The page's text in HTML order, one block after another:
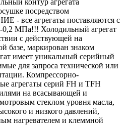
контур агрегата
посредством
- все агрегаты поставляются с
МПа!!! Холодильный агрегат
с действующей на
базе, маркирован знаком
имеет уникальный серийный
для запроса технической или
Компрессорно-
агрегаты серий FH и TFH
на всасывающей и
стеклом уровня масла,
и низкого давлений,
нагревателем и клеммной